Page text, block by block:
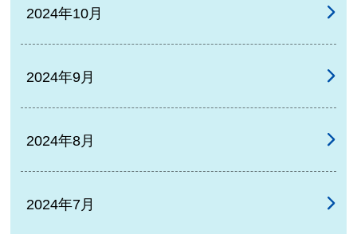
2024年10月
2024年9月
2024年8月
2024年7月